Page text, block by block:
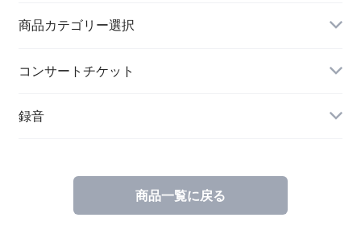
商品カテゴリー選択
クラシック音楽
ワールドミュージック
コンサートチケット
録音
商品一覧に戻る